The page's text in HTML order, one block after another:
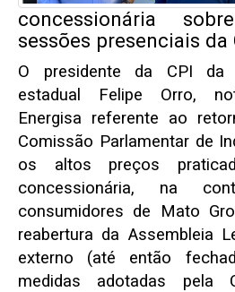
concessionária
sessões presenciais da
O presidente da CPI da
estadual Felipe Orro,
Energisa referente ao
Comissão Parlamentar de
os altos preços
concessionária, na
consumidores de Mato
reabertura da Assembleia
externo (até então
medidas adotadas